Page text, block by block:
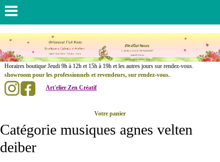
Horaires boutique Jeudi 9h à 12h et 15h à 19h et les autres jours sur rendez-vous.
showroom pour les professionnels et revendeurs, sur rendez-vous.
Art'elier Zen Créatif
Votre panier
Catégorie musiques agnes velten
deiber